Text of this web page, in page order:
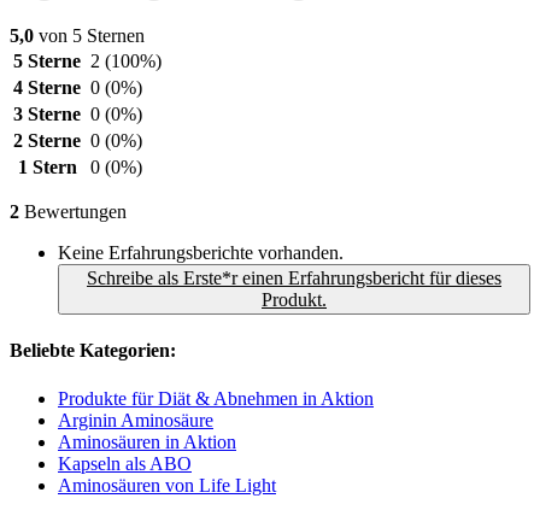
5,0 von 5 Sternen
5 Sterne 2 (100%)
4 Sterne 0 (0%)
3 Sterne 0 (0%)
2 Sterne 0 (0%)
1 Stern
0 (0%)
2 Bewertungen
Keine Erfahrungsberichte vorhanden.
Schreibe als Erste*r einen Erfahrungsbericht für dieses
Produkt.
Beliebte Kategorien:
Produkte für Diät & Abnehmen in Aktion
Arginin Aminosäure
Aminosäuren in Aktion
Kapseln als ABO
Aminosäuren von Life Light